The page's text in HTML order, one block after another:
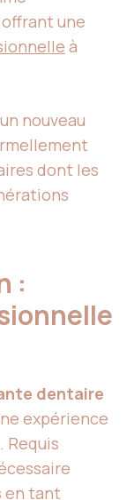
offrant une
à
nouveau
dont les
:
dentaire
expérience
Requis
en tant